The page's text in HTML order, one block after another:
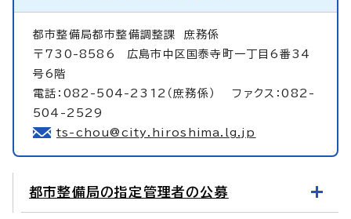
都市整備局都市整備調整課 庶務係
〒730-8586 広島市中区国泰寺町一丁目6番34
号6階
電話：082-504-2312（庶務係） ファクス：082-
504-2529
ts-chou@city.hiroshima.lg.jp
都市整備局の指定管理者の公募